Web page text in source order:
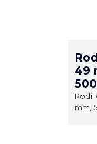
49
500
mm,